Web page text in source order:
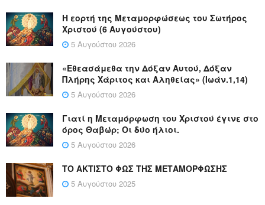
Η εορτή της Μεταμορφώσεως του Σωτήρος
Χριστού (6 Αυγούστου)
5 Αυγούστου 2026
«Εθεασάμεθα την Δόξαν Αυτού, Δόξαν
Πλήρης Χάριτος και Αληθείας» (Ιωάν.1,14)
5 Αυγούστου 2026
Γιατί η Μεταμόρφωση του Χριστού έγινε στο
όρος Θαβώρ; Οι δύο ήλιοι.
5 Αυγούστου 2026
ΤΟ ΑΚΤΙΣΤΟ ΦΩΣ ΤΗΣ ΜΕΤΑΜΟΡΦΩΣΗΣ
5 Αυγούστου 2025